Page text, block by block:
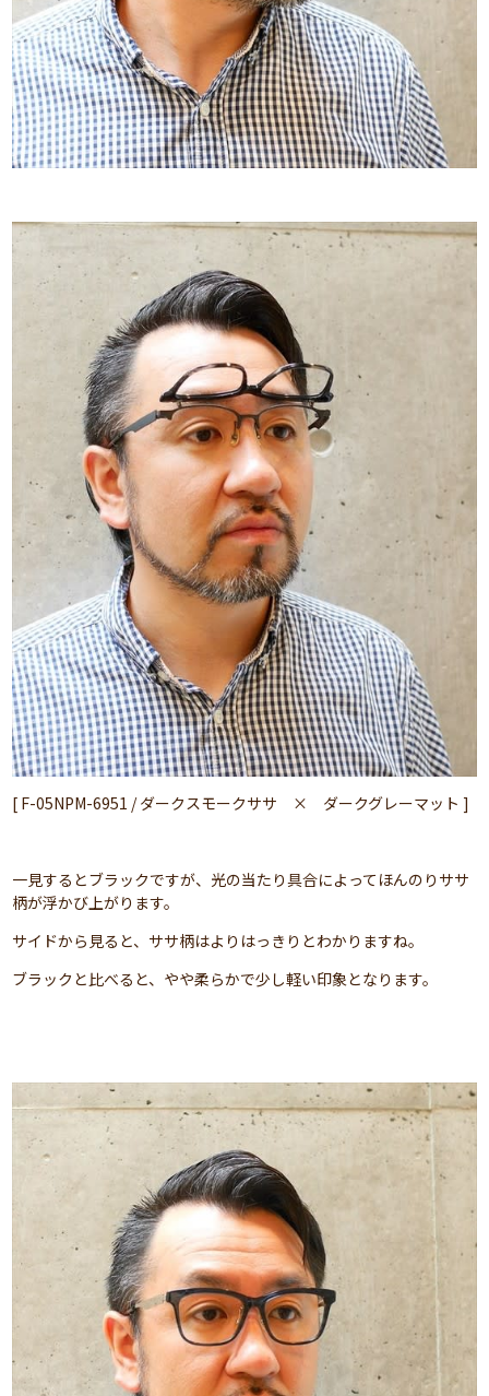
[ F-05NPM-6951 / ダークスモークササ × ダークグレーマット ]
一見するとブラックですが、光の当たり具合によってほんのりササ
柄が浮かび上がります。
サイドから見ると、ササ柄はよりはっきりとわかりますね。
ブラックと比べると、やや柔らかで少し軽い印象となります。